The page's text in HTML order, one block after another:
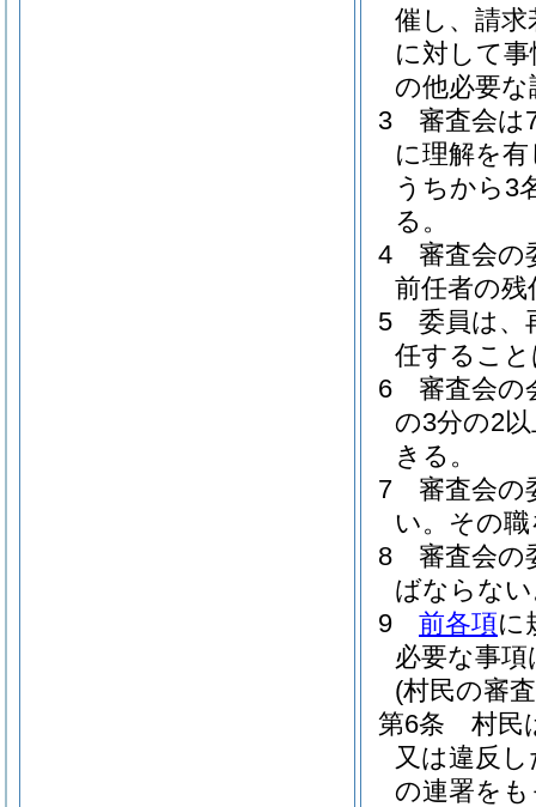
催し、請
に対して
の他必要
3
審査会は
に理解を
うちから3
る。
4
審査会の
前任者の残
5
委員は、
任するこ
6
審査会の
の3分の2
きる。
7
審査会の
い。 その
8
審査会の
ばならな
9
前各項に
必要な事
(村民の審
第6条
村民
又は違反
の連署を